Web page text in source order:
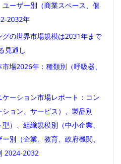
ーザー別（商業スペース、個
2032年
の世界市場規模は2031年まで
見通し
場2026年：種類別（呼吸器、
ーション市場レポート：コン
ョン、サービス）、製品別
）、組織規模別（中小企業、
別（企業、教育、政府機関、
2024-2032